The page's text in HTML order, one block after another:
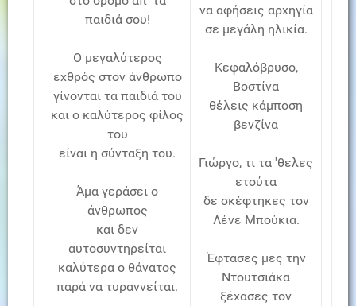
παιδιά σου!
Ο μεγαλύτερος
εχθρός στον άνθρωπο
γίνονται τα παιδιά του
και ο καλύτερος φίλος
του
είναι η σύνταξη του.
Άμα γεράσει ο
άνθρωπος
και δεν
αυτοσυντηρείται
καλύτερα ο θάνατος
παρά να τυραννείται.
να αφήσεις αρχηγία
σε μεγάλη ηλικία.
Κεφαλόβρυσο,
Βοστίνα
θέλεις κάμποση
βενζίνα
Γιώργο, τι τα 'θελες
ετούτα
δε σκέφτηκες τον
Λένε Μπούκια.
Έφτασες μες την
Ντουτσιάκα
ξέχασες τον